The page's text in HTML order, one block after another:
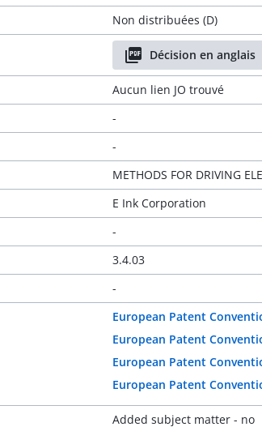
Non distribuées (D)
Décision en anglais
Aucun lien JO trouvé
-
-
METHODS FOR DRIVING
E Ink Corporation
-
3.4.03
-
European Patent
European Patent
European Patent
European Patent
Added subject matter - no